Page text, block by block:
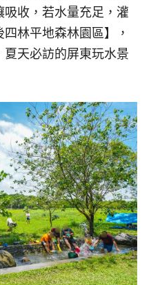
收，若水量充足，灌
林平地森林園區】，
天必訪的屏東玩水景